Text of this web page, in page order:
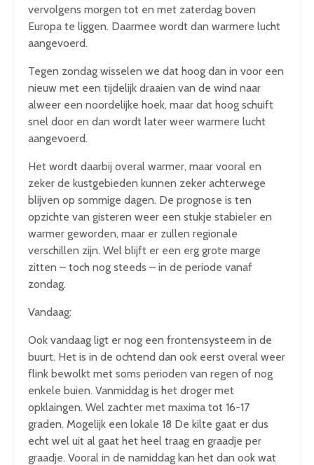
vervolgens morgen tot en met zaterdag boven
Europa te liggen. Daarmee wordt dan warmere lucht
aangevoerd.
Tegen zondag wisselen we dat hoog dan in voor een
nieuw met een tijdelijk draaien van de wind naar
alweer een noordelijke hoek, maar dat hoog schuift
snel door en dan wordt later weer warmere lucht
aangevoerd.
Het wordt daarbij overal warmer, maar vooral en
zeker de kustgebieden kunnen zeker achterwege
blijven op sommige dagen. De prognose is ten
opzichte van gisteren weer een stukje stabieler en
warmer geworden, maar er zullen regionale
verschillen zijn. Wel blijft er een erg grote marge
zitten – toch nog steeds – in de periode vanaf
zondag.
Vandaag:
Ook vandaag ligt er nog een frontensysteem in de
buurt. Het is in de ochtend dan ook eerst overal weer
flink bewolkt met soms perioden van regen of nog
enkele buien. Vanmiddag is het droger met
opklaingen. Wel zachter met maxima tot 16-17
graden. Mogelijk een lokale 18 De kilte gaat er dus
echt wel uit al gaat het heel traag en graadje per
graadje. Vooral in de namiddag kan het dan ook wat